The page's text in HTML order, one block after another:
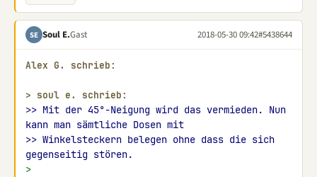
SE Soul E.Gast 2018-05-30 09:42#5438644
Alex G. schrieb:
> soul e. schrieb:
>> Mit der 45°-Neigung wird das vermieden. Nun
kann man sämtliche Dosen mit
>> Winkelsteckern belegen ohne dass die sich
gegenseitig stören.
>